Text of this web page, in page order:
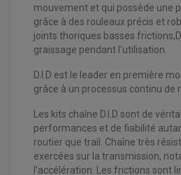
PRODUIT D'ENTRETIEN
mouvement et qui possède une
grâce à des rouleaux précis et
joints thoriques basses
graissage pendant l'utilisation.
D.I.D est le leader en première
grâce à un processus continu de
Les kits chaîne D.I.D sont de
performances et de fiabilité
routier que trail. Chaîne très
exercées sur la transmission,
l’accélération. Les frictions sont